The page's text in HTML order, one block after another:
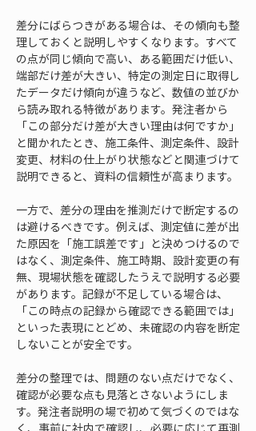
差分にばらつきがある場合は、その傾向も整
理しておくと説明しやすくなります。すべて
の点が同じ傾向で高い、ある範囲だけ低い、
端部だけ差が大きい、特定の測定日に取得し
たデータだけ傾向が違うなど、数値の並びか
ら読み取れる特徴があります。発注者から
「この部分だけ差が大きい理由は何ですか」
と聞かれたとき、施工条件、測定条件、設計
変更、材料の仕上がり状態などと関連づけて
説明できると、資料の信頼性が高まります。
一方で、差分の理由を推測だけで断定するの
は避けるべきです。例えば、測定値に差が出
た原因を「施工誤差です」と決めつけるので
はなく、測定条件、施工時期、設計変更の有
無、現場状態を確認したうえで説明する必要
があります。記録が不足している場合は、
「この時点の記録から確認できる範囲では」
といった表現にとどめ、未確認の内容を断定
しないことが安全です。
差分の整理では、問題のない点だけでなく、
確認が必要な点も見落とさないようにしま
す。発注者説明の場で初めて気づくのではな
く、事前に社内で確認し、必要に応じて再測